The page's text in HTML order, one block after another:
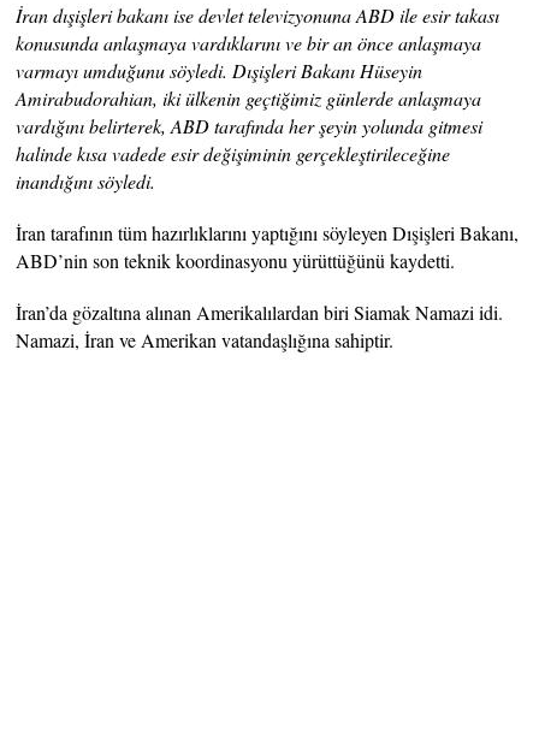
İran dışişleri bakanı ise devlet televizyonuna ABD ile esir takası
konusunda anlaşmaya vardıklarını ve bir an önce anlaşmaya
varmayı umduğunu söyledi. Dışişleri Bakanı Hüseyin
Amirabudorahian, iki ülkenin geçtiğimiz günlerde anlaşmaya
vardığını belirterek, ABD tarafında her şeyin yolunda gitmesi
halinde kısa vadede esir değişiminin gerçekleştirileceğine
inandığını söyledi.
İran tarafının tüm hazırlıklarını yaptığını söyleyen Dışişleri Bakanı,
ABD’nin son teknik koordinasyonu yürüttüğünü kaydetti.
İran’da gözaltına alınan Amerikalılardan biri Siamak Namazi idi.
Namazi, İran ve Amerikan vatandaşlığına sahiptir.